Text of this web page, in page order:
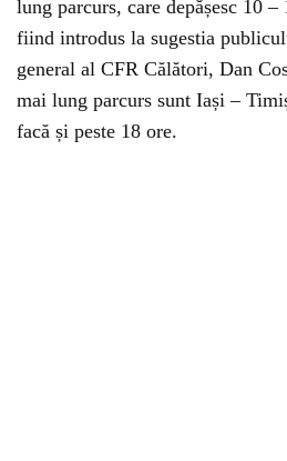
lung parcurs, care depășesc 10
fiind introdus la sugestia
general al CFR Călători, Dan
mai lung parcurs sunt Iași –
facă și peste 18 ore.